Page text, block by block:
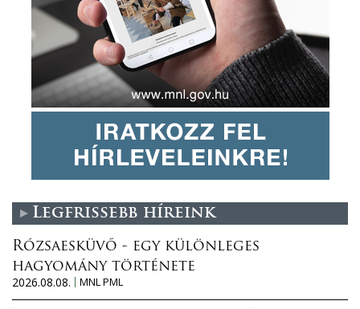
Legfrissebb híreink
Rózsaesküvő - egy különleges
hagyomány története
2026.08.08.
MNL PML